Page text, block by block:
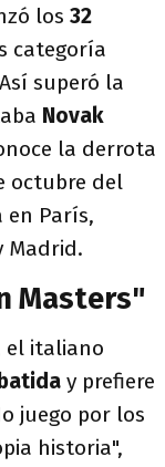
los 32
categoría
superó la
Novak
la derrota
octubre del
en París,
Madrid.
Masters"
el italiano
y prefiere
juego por los
historia",